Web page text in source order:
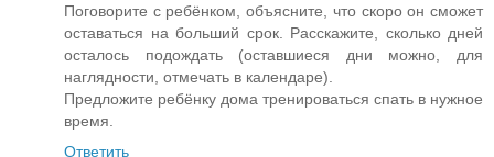
Поговорите с ребёнком, объясните, что скоро он сможет
оставаться на больший срок. Расскажите, сколько дней
осталось подождать (оставшиеся дни можно, для
наглядности, отмечать в календаре).
Предложите ребёнку дома тренироваться спать в нужное
время.
Ответить